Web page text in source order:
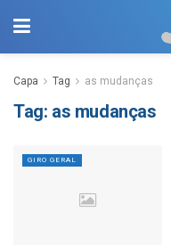
Capa Tag as mudanças
Tag: as mudanças
GIRO GERAL